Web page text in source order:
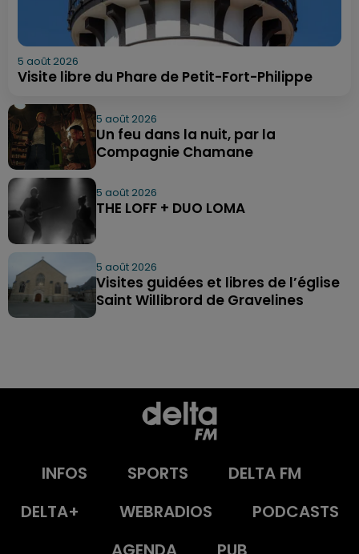
5 août 2026
Visite libre du Phare de Petit-Fort-Philippe
5 août 2026
Un feu dans la nuit, par la
Compagnie Chamane
5 août 2026
THE LOFF + DUO LOMA
5 août 2026
Visites guidées et libres de l’église
Saint Willibrord de Gravelines
INFOS SPORTS
DELTA FM
DELTA+
WEBRADIOS
PODCASTS